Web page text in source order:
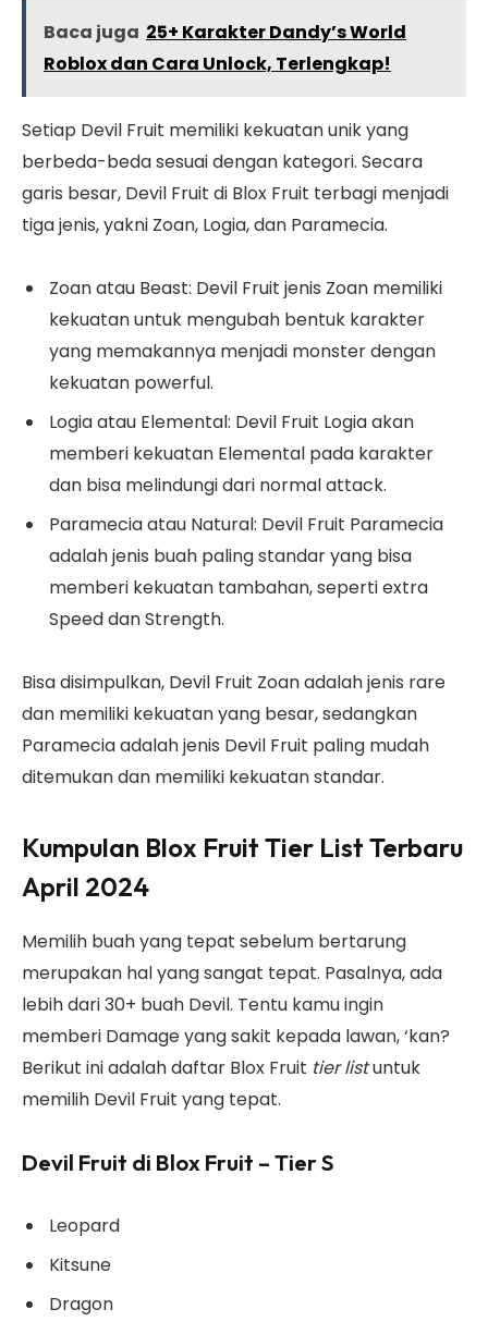
Baca juga 25+ Karakter Dandy’s World
Roblox dan Cara Unlock, Terlengkap!
Setiap Devil Fruit memiliki kekuatan unik yang
berbeda-beda sesuai dengan kategori. Secara
garis besar, Devil Fruit di Blox Fruit terbagi menjadi
tiga jenis, yakni Zoan, Logia, dan Paramecia.
Zoan atau Beast: Devil Fruit jenis Zoan memiliki
kekuatan untuk mengubah bentuk karakter
yang memakannya menjadi monster dengan
kekuatan powerful.
Logia atau Elemental: Devil Fruit Logia akan
memberi kekuatan Elemental pada karakter
dan bisa melindungi dari normal attack.
Paramecia atau Natural: Devil Fruit Paramecia
adalah jenis buah paling standar yang bisa
memberi kekuatan tambahan, seperti extra
Speed dan Strength.
Bisa disimpulkan, Devil Fruit Zoan adalah jenis rare
dan memiliki kekuatan yang besar, sedangkan
Paramecia adalah jenis Devil Fruit paling mudah
ditemukan dan memiliki kekuatan standar.
Kumpulan Blox Fruit Tier List Terbaru
April 2024
Memilih buah yang tepat sebelum bertarung
merupakan hal yang sangat tepat. Pasalnya, ada
lebih dari 30+ buah Devil. Tentu kamu ingin
memberi Damage yang sakit kepada lawan, ‘kan?
Berikut ini adalah daftar Blox Fruit tier listuntuk
memilih Devil Fruit yang tepat.
Devil Fruit di Blox Fruit – Tier S
Leopard
Kitsune
Dragon